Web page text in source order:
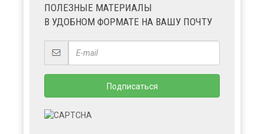
ПОЛЕЗНЫЕ МАТЕРИАЛЫ
В УДОБНОМ ФОРМАТЕ НА ВАШУ ПОЧТУ